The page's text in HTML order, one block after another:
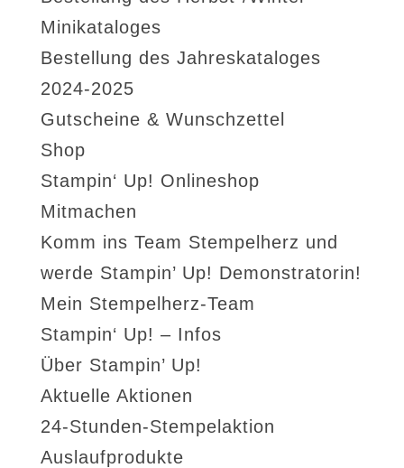
Minikataloges
Bestellung des Jahreskataloges
2024-2025
Gutscheine & Wunschzettel
Shop
Stampin‘ Up! Onlineshop
Mitmachen
Komm ins Team Stempelherz und
werde Stampin’ Up! Demonstratorin!
Mein Stempelherz-Team
Stampin‘ Up! – Infos
Über Stampin’ Up!
Aktuelle Aktionen
24-Stunden-Stempelaktion
Auslaufprodukte